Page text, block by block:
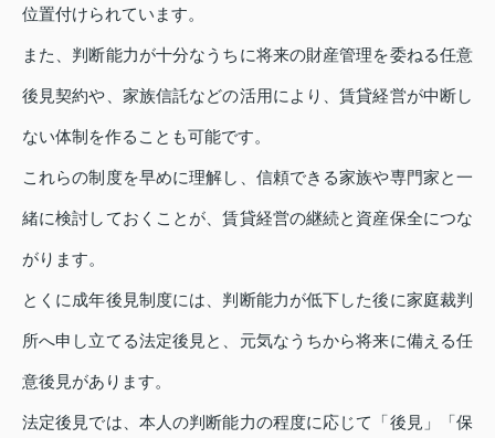
位置付けられています。
また、判断能力が十分なうちに将来の財産管理を委ねる任意
後見契約や、家族信託などの活用により、賃貸経営が中断し
ない体制を作ることも可能です。
これらの制度を早めに理解し、信頼できる家族や専門家と一
緒に検討しておくことが、賃貸経営の継続と資産保全につな
がります。
とくに成年後見制度には、判断能力が低下した後に家庭裁判
所へ申し立てる法定後見と、元気なうちから将来に備える任
意後見があります。
法定後見では、本人の判断能力の程度に応じて「後見」「保